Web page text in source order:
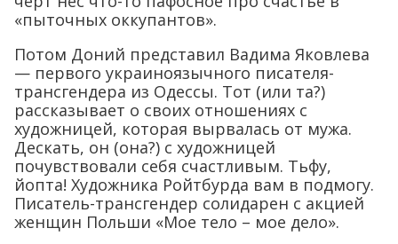
«пыточных оккупантов».
Потом Доний представил Вадима Яковлева
— первого украиноязычного писателя-
трансгендера из Одессы. Тот (или та?)
рассказывает о своих отношениях с
художницей, которая вырвалась от мужа.
Дескать, он (она?) с художницей
почувствовали себя счастливым. Тьфу,
йопта! Художника Ройтбурда вам в подмогу.
Писатель-трансгендер солидарен с акцией
женщин Польши «Мое тело – мое дело».